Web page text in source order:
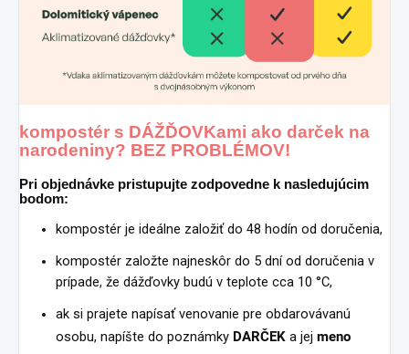
kompostér s DÁŽĎOVKami ako darček na
narodeniny? BEZ PROBLÉMOV!
Pri objednávke pristupujte zodpovedne k nasledujúcim
bodom:
kompostér je ideálne založiť do 48 hodín od doručenia,
kompostér založte najneskôr do 5 dní od doručenia v
prípade, že dážďovky budú v teplote cca 10 °C,
ak si prajete napísať venovanie pre obdarovávanú
osobu, napíšte do poznámky DARČEK a jej meno